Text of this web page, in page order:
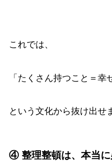
これでは、
「たくさん持つこと＝幸
という文化から抜け出せ
④ 整理整頓は、本当